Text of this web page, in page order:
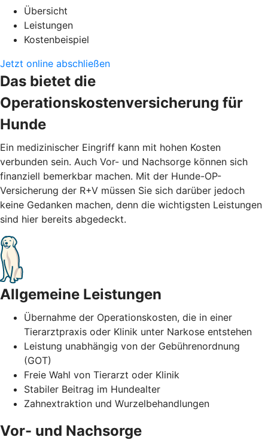
Übersicht
Leistungen
Kostenbeispiel
Jetzt online abschließen
Das bietet die
Operationskostenversicherung für
Hunde
Ein medizinischer Eingriff kann mit hohen Kosten
verbunden sein. Auch Vor- und Nachsorge können sich
finanziell bemerkbar machen. Mit der Hunde-OP-
Versicherung der R+V müssen Sie sich darüber jedoch
keine Gedanken machen, denn die wichtigsten Leistungen
sind hier bereits abgedeckt.
Allgemeine Leistungen
Übernahme der Operationskosten, die in einer
Tierarztpraxis oder Klinik unter Narkose entstehen
Leistung unabhängig von der Gebührenordnung
(GOT)
Freie Wahl von Tierarzt oder Klinik
Stabiler Beitrag im Hundealter
Zahnextraktion und Wurzelbehandlungen
Vor- und Nachsorge